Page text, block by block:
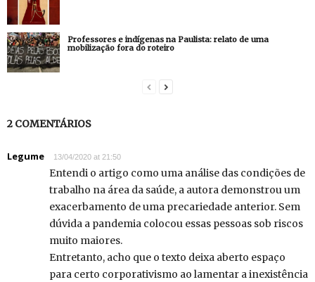
Professores e indígenas na Paulista: relato de uma
mobilização fora do roteiro
2 COMENTÁRIOS
Legume 13/04/2020 at 21:50
Entendi o artigo como uma análise das condições de
trabalho na área da saúde, a autora demonstrou um
exacerbamento de uma precariedade anterior. Sem
dúvida a pandemia colocou essas pessoas sob riscos
muito maiores.
Entretanto, acho que o texto deixa aberto espaço
para certo corporativismo ao lamentar a inexistência